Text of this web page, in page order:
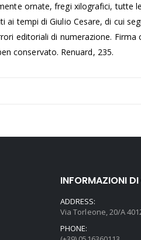
ornate, fregi xilografici, tutte
ai tempi di Giulio Cesare, di cui
editoriali di numerazione.
conservato. Renuard, 235.
INFORMAZIONI
ADDRESS:
Via Torleone, 20/A
PHONE: